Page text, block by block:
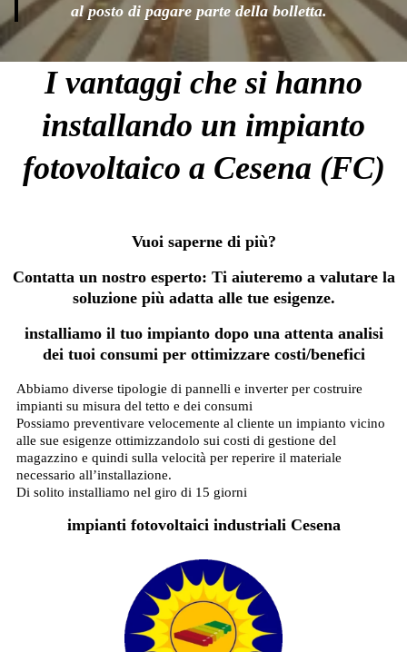
al posto di pagare parte della bolletta.
I vantaggi che si hanno
installando un impianto
fotovoltaico a Cesena (FC)
Vuoi saperne di più?
Contatta un nostro esperto: Ti aiuteremo a valutare la
soluzione più adatta alle tue esigenze.
installiamo il tuo impianto dopo una attenta analisi
dei tuoi consumi per ottimizzare costi/benefici
Abbiamo diverse tipologie di pannelli e inverter per costruire
impianti su misura del tetto e dei consumi
Possiamo preventivare velocemente al cliente un impianto vicino
alle sue esigenze ottimizzandolo sui costi di gestione del
magazzino e quindi sulla velocità per reperire il materiale
necessario all’installazione.
Di solito installiamo nel giro di 15 giorni
impianti fotovoltaici industriali Cesena